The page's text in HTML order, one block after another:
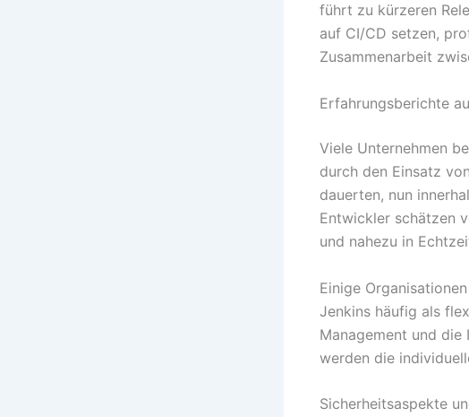
führt zu kürzeren
auf CI/CD setzen,
Zusammenarbeit
Erfahrungsberichte
Viele Unternehmen
durch den Einsatz
dauerten, nun
Entwickler schätzen
und nahezu in
Einige
Jenkins häufig als
Management und
werden die
Sicherheitsaspekte